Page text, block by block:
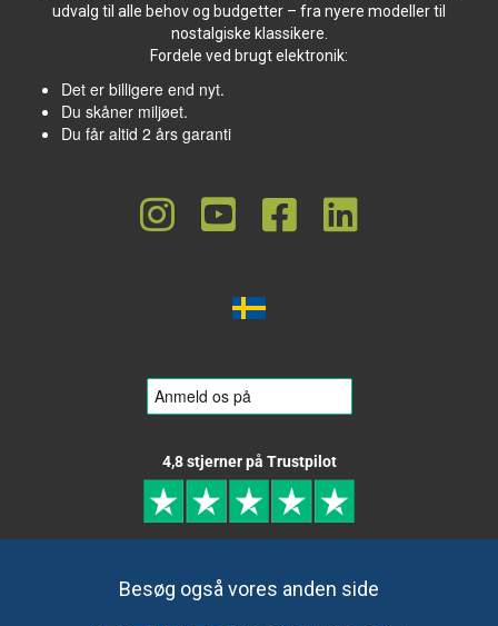
udvalg til alle behov og budgetter – fra nyere modeller til
nostalgiske klassikere.
Fordele ved brugt elektronik:
Det er billigere end nyt.
Du skåner miljøet.
Du får altid 2 års garanti
4,8 stjerner på Trustpilot
Besøg også vores anden side